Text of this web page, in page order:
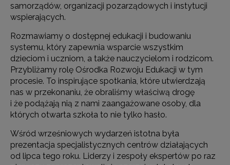
samorządów, organizacji pozarządowych i instytucji
wspierających.
Rozmawiamy o dostępnej edukacji i budowaniu
systemu, który zapewnia wsparcie wszystkim
dzieciom i uczniom, a także nauczycielom i rodzicom.
Przybliżamy rolę Ośrodka Rozwoju Edukacji w tym
procesie. To inspirujące spotkania, które utwierdzają
nas w przekonaniu, że obraliśmy właściwą drogę
i że podążają nią z nami zaangażowane osoby, dla
których otwarta szkoła to nie tylko hasło.
Wśród wrześniowych wydarzeń istotna była
prezentacja specjalistycznych centrów działających
od lipca tego roku. Liderzy i zespoły ekspertów po raz